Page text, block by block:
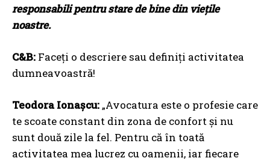
responsabili pentru stare de bine din viețile
noastre.
C&B: Faceți o descriere sau definiți activitatea
dumneavoastră!
Teodora Ionașcu: „Avocatura este o profesie care
te scoate constant din zona de confort și nu
sunt două zile la fel. Pentru că în toată
activitatea mea lucrez cu oamenii, iar fiecare